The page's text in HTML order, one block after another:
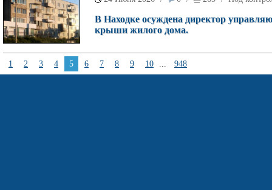
В Находке осуждена директор
крыши жилого дома.
1 2 3 4 5 6 7 8 9 10 ... 948